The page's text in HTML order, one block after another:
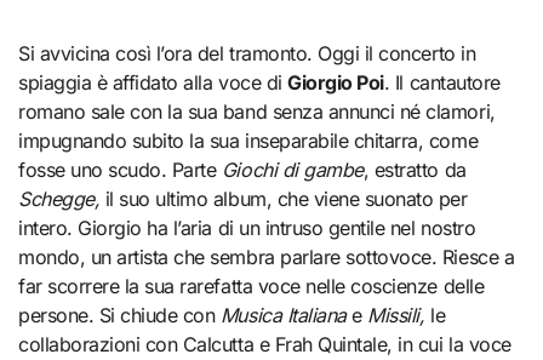
Si avvicina così l’ora del tramonto. Oggi il concerto in
spiaggia è affidato alla voce diGiorgio Poi. Il cantautore
romano sale con la sua band senza annunci né clamori,
impugnando subito la sua inseparabile chitarra, come
fosse uno scudo. Parte Giochi di gambe, estratto da
Schegge, il suo ultimo album, che viene suonato per
intero. Giorgio ha l’aria di un intruso gentile nel nostro
mondo, un artista che sembra parlare sottovoce. Riesce a
far scorrere la sua rarefatta voce nelle coscienze delle
persone. Si chiude con Musica ItalianaeMissili, le
collaborazioni con Calcutta e Frah Quintale, in cui la voce